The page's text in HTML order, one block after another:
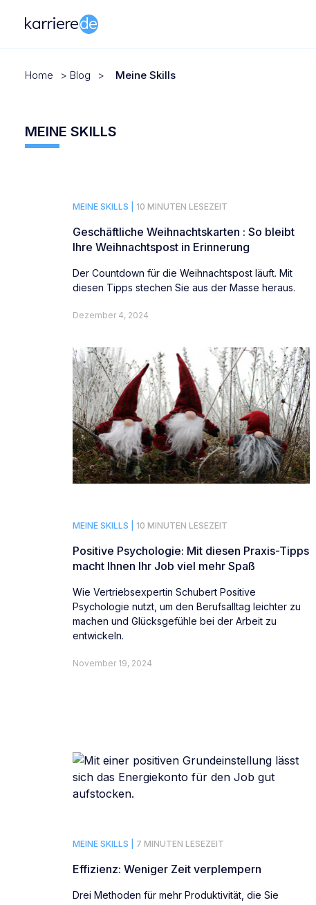
Home > Blog > Meine Skills
MEINE SKILLS
MEINE SKILLS | 10 MINUTEN LESEZEIT
Geschäftliche Weihnachtskarten : So bleibt
Ihre Weihnachtspost in Erinnerung
Der Countdown für die Weihnachtspost läuft. Mit
diesen Tipps stechen Sie aus der Masse heraus.
Dezember 4, 2024
MEINE SKILLS | 10 MINUTEN LESEZEIT
Positive Psychologie: Mit diesen Praxis-Tipps
macht Ihnen Ihr Job viel mehr Spaß
Wie Vertriebsexpertin Schubert Positive
Psychologie nutzt, um den Berufsalltag leichter zu
machen und Glücksgefühle bei der Arbeit zu
entwickeln.
November 19, 2024
MEINE SKILLS | 7 MINUTEN LESEZEIT
Effizienz: Weniger Zeit verplempern
Drei Methoden für mehr Produktivität, die Sie